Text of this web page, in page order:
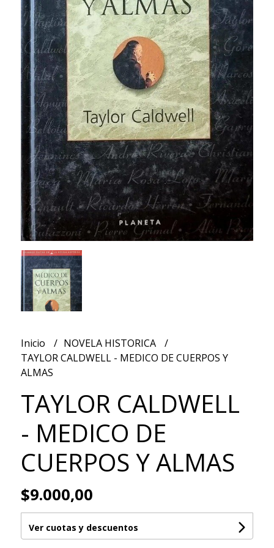
Inicio
NOVELA HISTORICA
TAYLOR CALDWELL - MEDICO DE CUERPOS Y
ALMAS
TAYLOR CALDWELL
- MEDICO DE
CUERPOS Y ALMAS
$9.000,00
Ver cuotas y descuentos